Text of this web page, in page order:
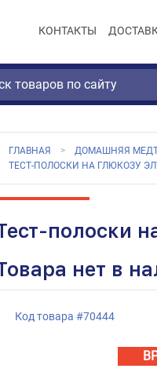
КОНТАКТЫ
ГЛАВНАЯ ДОМАШНЯЯ
ТЕСТ-ПОЛОСКИ НА ГЛЮКОЗУ
полоски
нет в
Код товара #70444